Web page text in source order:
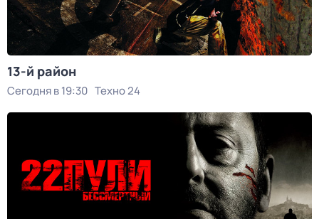
13-й район
Сегодня в 19:30 Техно 24